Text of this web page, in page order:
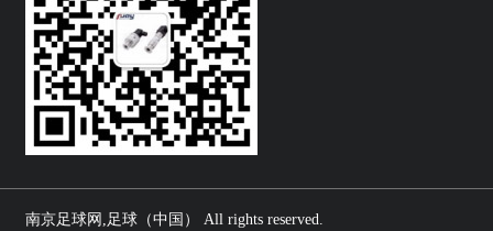
南京足球网,足球（中国） All rights reserved.